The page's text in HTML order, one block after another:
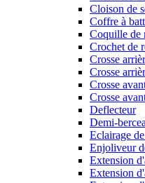
Cloison de
Coffre à
Coquille de
Crochet de
Crosse
Crosse
Crosse
Crosse
Deflecteur
Demi-
Eclairage
Enjoliveur
Extension
Extension